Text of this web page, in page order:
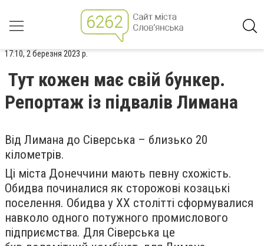
17:10, 2 березня 2023 р.
Тут кожен має свій бункер.
Репортаж із підвалів Лимана
Від Лимана до Сіверська – близько 20
кілометрів.
Ці міста Донеччини мають певну схожість.
Обидва починалися як сторожові козацькі
поселення. Обидва у ХХ столітті сформувалися
навколо одного потужного промислового
підприємства. Для Сіверська це